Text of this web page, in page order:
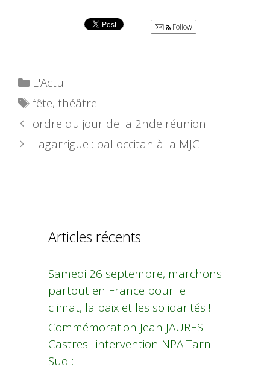
Follow
Catégories
L'Actu
Étiquettes
fête,théâtre
ordre du jour de la 2nde réunion
Lagarrigue : bal occitan à la MJC
Articles récents
Samedi 26 septembre, marchons
partout en France pour le
climat, la paix et les solidarités !
Commémoration Jean JAURES
Castres : intervention NPA Tarn
Sud :